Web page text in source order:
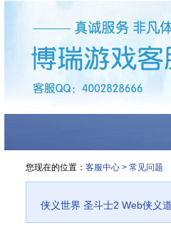
您现在的位置： 客服中心 > 常见问题
侠义世界 圣斗士2 Web侠义